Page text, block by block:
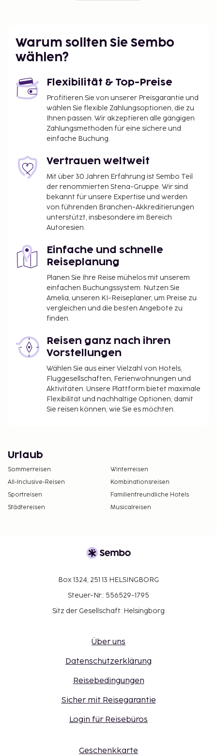
Warum sollten Sie Sembo
wählen?
Flexibilität & Top-Preise
Profitieren Sie von unserer Preisgarantie und
wählen Sie flexible Zahlungsoptionen, die zu
Ihnen passen. Wir akzeptieren alle gängigen
Zahlungsmethoden für eine sichere und
einfache Buchung.
Vertrauen weltweit
Mit über 30 Jahren Erfahrung ist Sembo Teil
der renommierten Stena-Gruppe. Wir sind
bekannt für unsere Expertise und werden
von führenden Branchen-Akkreditierungen
unterstützt, insbesondere im Bereich
Autoresien.
Einfache und schnelle
Reiseplanung
Planen Sie Ihre Reise mühelos mit unserem
einfachen Buchungssystem. Nutzen Sie
Amelia, unseren KI-Reiseplaner, um Preise zu
vergleichen und die besten Angebote zu
finden.
Reisen ganz nach ihren
Vorstellungen
Wählen Sie aus einer Vielzahl von Hotels,
Fluggesellschaften, Ferienwohnungen und
Aktivitäten. Unsere Plattform bietet maximale
Flexibilität und nachhaltige Optionen, damit
Sie reisen können, wie Sie es möchten.
Urlaub
Sommerreisen
Winterreisen
All-Inclusive-Reisen
Kombinationsreisen
Sportreisen
Familienfreundliche Hotels
Städtereisen
Musicalreisen
Box 1324, 251 13 HELSINGBORG
Steuer-Nr.: 556529-1795
Sitz der Gesellschaft: Helsingborg
Über uns
Datenschutzerklärung
Reisebedingungen
Sicher mit Reisegarantie
Login für Reisebüros
Geschenkkarte